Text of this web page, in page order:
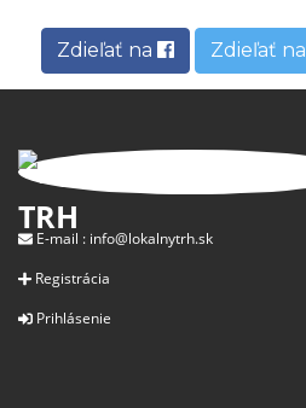
Zdieľať na Zdieľať na
TRH
E-mail : info@lokalnytrh.sk
Registrácia
Prihlásenie